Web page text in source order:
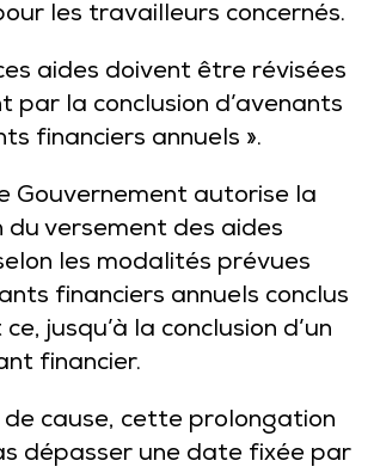
les travailleurs concernés.
aides doivent être révisées
par la conclusion d’avenants
financiers annuels ».
Gouvernement autorise la
versement des aides
les modalités prévues
financiers annuels conclus
jusqu’à la conclusion d’un
financier.
cause, cette prolongation
dépasser une date fixée par